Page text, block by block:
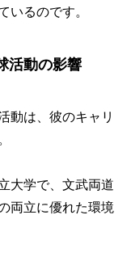
いるのです。
活動の影響
動は、彼のキャリ
大学で、文武両道
両立に優れた環境